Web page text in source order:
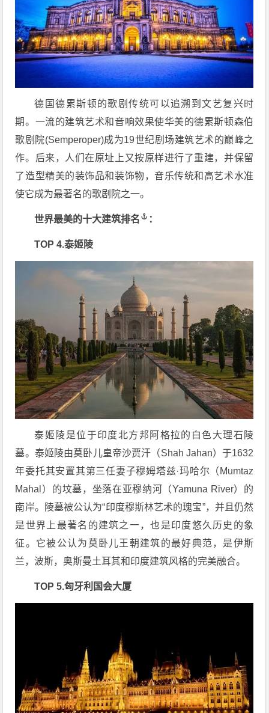
德国德累斯顿的歌剧传统可以追溯到文艺复兴时
期。一流的建筑艺术和音响效果使华美的德累斯顿森伯
歌剧院(Semperoper)成为19世纪剧场建筑艺术的巅峰之
作。后来，人们在原址上又按原样进行了重建，并保留
了造型精美的装饰品和装饰物，音乐传统和高艺术水准
使它成为最著名的歌剧院之一。
世界最美的十大建筑排名 ：
TOP 4.泰姬陵
泰姬陵是位于印度北方邦阿格拉的白色大理石陵
墓。泰姬陵由莫卧儿皇帝沙贾汗（Shah Jahan）于1632
年委托其安置其第三任妻子穆姆塔兹·玛哈尔（Mumtaz
Mahal）的坟墓，坐落在亚穆纳河（Yamuna River）的
南岸。陵墓被公认为“印度穆斯林艺术的瑰宝”，并且仍然
是世界上最著名的建筑之一，也是印度悠久历史的象
征。它被公认为莫卧儿王朝建筑的最好典范，是伊斯
兰，波斯，奥斯曼土耳其和印度建筑风格的完美融合。
TOP 5.匈牙利国会大厦